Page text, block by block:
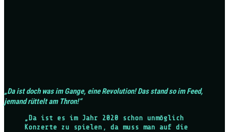
„Da ist doch was im Gange, eine Revolution! Das stand so im Feed,
jemand rüttelt am Thron!“
„Da ist es im Jahr 2020 schon unmöglich
Konzerte zu spielen, da muss man auf die